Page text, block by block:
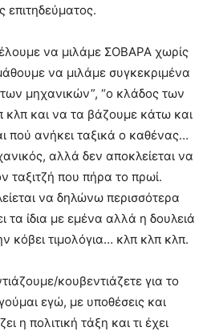
επιτηδεύματος.
να μιλάμε ΣΟΒΑΡΑ χωρίς
να μιλάμε συγκεκριμένα
μηχανικών”, “ο κλάδος των
κλπ και να τα βάζουμε κάτω και
πού ανήκει ταξικά ο καθένας…
αλλά δεν αποκλείεται να
ταξιτζή που πήρα το πρωί.
να δηλώνω περισσότερα
τα ίδια με εμένα αλλά η δουλειά
κόβει τιμολόγια… κλπ κλπ κλπ.
κουβεντιάζετε για το
εγώ, με υποθέσεις και
η πολιτική τάξη και τι έχει